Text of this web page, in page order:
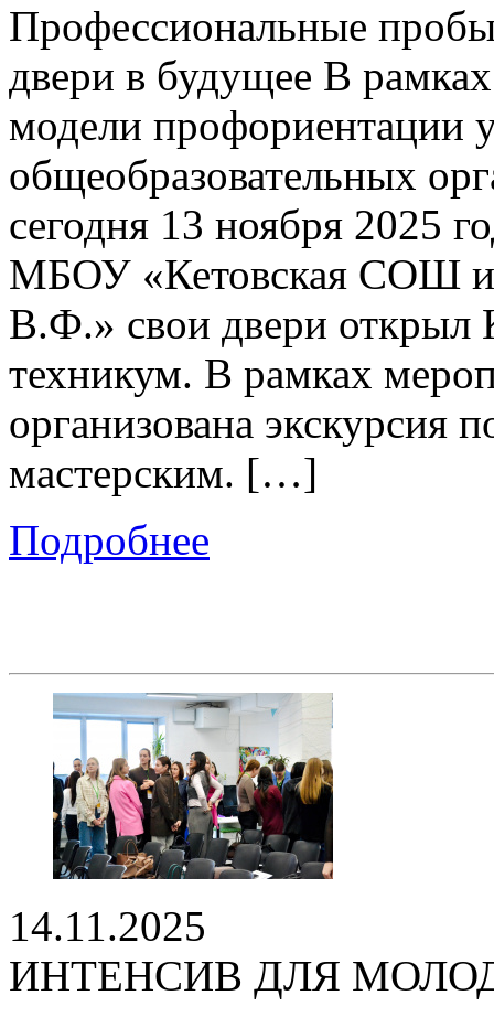
Профессиональные
двери в будущее В
модели профориентации
общеобразовательных
сегодня 13 ноября 2025
МБОУ «Кетовская СОШ
В.Ф.» свои двери
техникум. В рамках
организована экскурсия
мастерским. […]
Подробнее
14.11.2025
ИНТЕНСИВ ДЛЯ